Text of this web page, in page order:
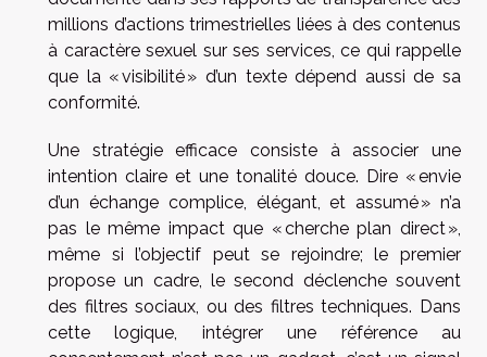
millions d’actions trimestrielles liées à des contenus
à caractère sexuel sur ses services, ce qui rappelle
que la « visibilité » d’un texte dépend aussi de sa
conformité.
Une stratégie efficace consiste à associer une
intention claire et une tonalité douce. Dire « envie
d’un échange complice, élégant, et assumé » n’a
pas le même impact que « cherche plan direct »,
même si l’objectif peut se rejoindre; le premier
propose un cadre, le second déclenche souvent
des filtres sociaux, ou des filtres techniques. Dans
cette logique, intégrer une référence au